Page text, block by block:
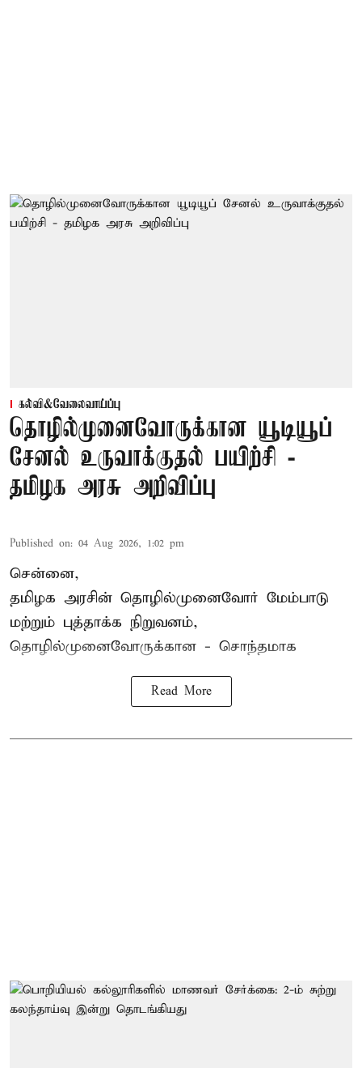
கல்வி&வேலைவாய்ப்பு
தொழில்முனைவோருக்கான யூடியூப்
சேனல் உருவாக்குதல் பயிற்சி -
தமிழக அரசு அறிவிப்பு
Published on: 04 Aug 2026, 1:02 pm
சென்னை,
தமிழக அரசின் தொழில்முனைவோர் மேம்பாடு
மற்றும் புத்தாக்க நிறுவனம்,
தொழில்முனைவோருக்கான - சொந்தமாக
Read More